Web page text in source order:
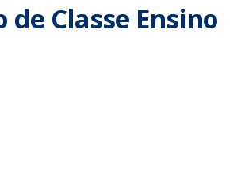
de Classe Ensino